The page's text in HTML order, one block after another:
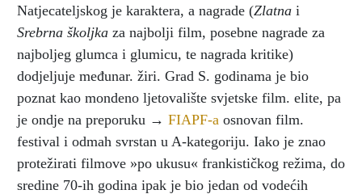
Natjecateljskog je karaktera, a nagrade (Zlatna i
Srebrna školjka za najbolji film, posebne nagrade za
najboljeg glumca i glumicu, te nagrada kritike)
dodjeljuje međunar. žiri. Grad S. godinama je bio
poznat kao mondeno ljetovalište svjetske film. elite, pa
je ondje na preporuku → FIAPF-a osnovan film.
festival i odmah svrstan u A-kategoriju. Iako je znao
protežirati filmove »po ukusu« frankističkog režima, do
sredine 70-ih godina ipak je bio jedan od vodećih